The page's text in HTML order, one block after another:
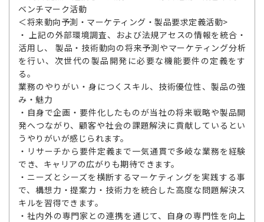
ベンチマーク活動
＜将来動向予測・マーケティング・製品要求定義活動>
・ 上記の外部環境調査、および法規アセスの情報を統合・
活用し、 製品・技術動向の将来予測やマーケティング分析
を行い、次世代の製品開発に必要な機能要件の定義をす
る。
業務のやりがい・身につくスキル、技術優位性、製品の強
み・魅力
・自身で企画・要件化したものが当社の将来戦略や製品開
発へつながり、顧客や社会の課題解決に貢献しているとい
うやりがいが感じられます。
・リサーチから要件定義まで一気通貫で多岐な業務を経験
でき、キャリアの広がりも期待できます。
・ニーズとシーズを横断するマーケティングを実践する事
で、構想力・提案力・技術力を統合した高度な問題解決ス
キルを習得できます。
・社内外の専門家との連携を通じて、自身の専門性を向上